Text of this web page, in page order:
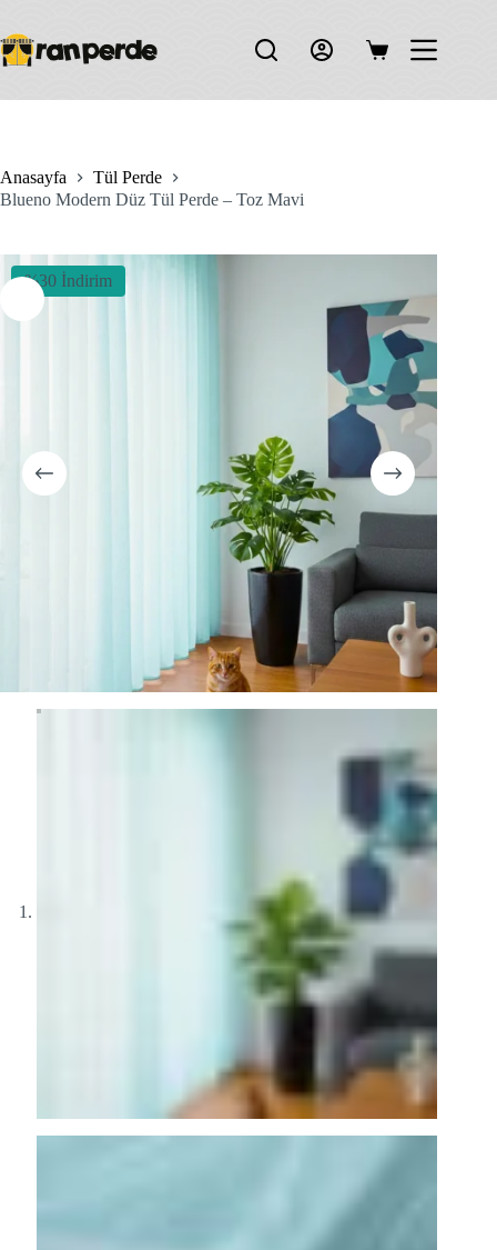
content
Shopping
Anasayfa
Tül Perde
Blueno Modern Düz Tül Perde – Toz Mavi
%30 İndirim